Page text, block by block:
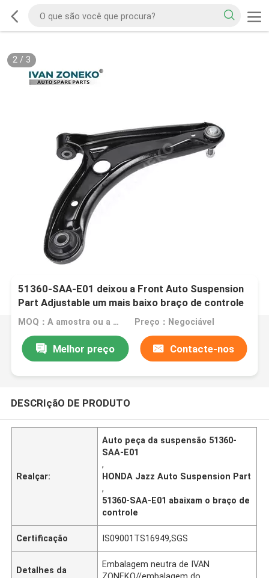
2/ 3
51360-SAA-E01 deixou a Front Auto Suspension
Part Adjustable um mais baixo braço de controle
para Honda Jazz
MOQ：A amostra ou a ordem experimental são aceitadas Preço：Negociável
Melhor preço Contacte-nos
DESCRIçãO DE PRODUTO
Realçar:
Auto peça da suspensão 51360-
SAA-E01
,
HONDA Jazz Auto Suspension Part
,
51360-SAA-E01 abaixam o braço de
controle
Certificação IS09001TS16949,SGS
Detalhes da
Embalagem neutra de IVAN
ZONEKO//embalagem do